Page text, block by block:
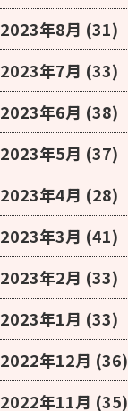
2023年8月 (31)
2023年7月 (33)
2023年6月 (38)
2023年5月 (37)
2023年4月 (28)
2023年3月 (41)
2023年2月 (33)
2023年1月 (33)
2022年12月 (36)
2022年11月 (35)